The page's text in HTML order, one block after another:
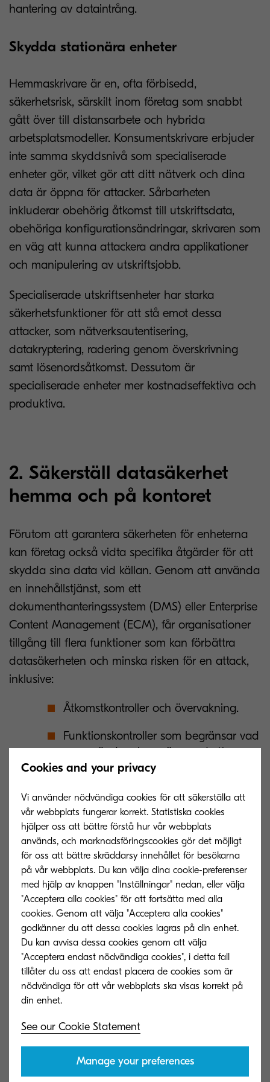
hantering av dataintrång.
Skydda stationära enheter
Hemmaskrivare är en, ofta förbisedd,
säkerhetsrisk, särskilt inom företag som snabbt
gått över till distansarbete och hybrida
arbetsplatsmodeller. Konsumentskrivare erbjuder
inte samma skyddsnivå som specialiserade
enheter gör, vilket gör att ditt nätverk och dina
data är öppna för attacker. Sårbarheten
inkluderar obehörig åtkomst till utskriftsdata,
obehöriga konfigurationsändringar, skrivaren som
en väg att kunna attackera andra applikationer
och manipulering av utskriftsjobb.
Specialiserade utskriftsenheter har starka
säkerhetsfunktioner för att stå emot dessa
attacker, som nätverksautentisering,
datakryptering, radering genom överskrivning
samt lösenordsåtkomst. Dessutom är
specialiserade enheter mer kostnadseffektiva och
produktiva.
2. Säkerställ datasäkerhet
hemma och på kontoret
Förutom att garantera säkerheten för enheterna
kan företag också vidta specifika åtgärder för att
skydda sina data vid källan. Genom att använda
en innehållstjänst, som ett
dokumenthanteringssystem (DMS) eller Enterprise
Content Management (ECM), får organisationer
tillgång till flera funktioner som kan förbättra
datasäkerheten och minska risken för en attack,
inklusive:
Åtkomstkontroller och övervakning.
Funktionskontroller som begränsar vad
en användare kan göra med ett
dokument.
Säker delning av digitala filer.
Användarautentisering.
Datakryptering.
Säker säkerhetskopiering, arkivering
och lagring.
Versionsspårning.
3. Skydda dina
molnbaserade lösningar och
tjänster
Cookies and your privacy
Vi använder nödvändiga cookies för att säkerställa att
vår webbplats fungerar korrekt. Statistiska cookies
hjälper oss att bättre förstå hur vår webbplats
används, och marknadsföringscookies gör det möjligt
för oss att bättre skräddarsy innehållet för besökarna
på vår webbplats. Du kan välja dina cookie-preferenser
med hjälp av knappen "Inställningar" nedan, eller välja
"Acceptera alla cookies" för att fortsätta med alla
cookies. Genom att välja "Acceptera alla cookies"
godkänner du att dessa cookies lagras på din enhet.
Du kan avvisa dessa cookies genom att välja
"Acceptera endast nödvändiga cookies", i detta fall
tillåter du oss att endast placera de cookies som är
nödvändiga för att vår webbplats ska visas korrekt på
See our Cookie Statement
Manage your preferences